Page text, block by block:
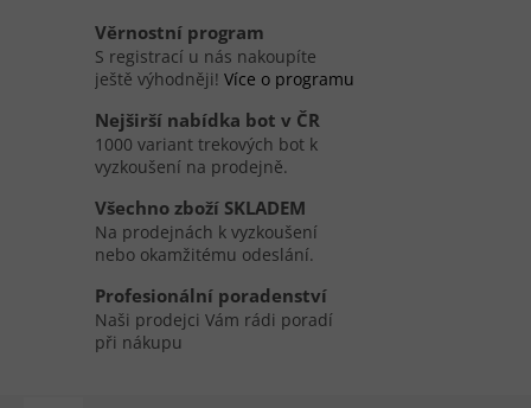
Věrnostní program
S registrací u nás nakoupíte
ještě výhodněji! Více o programu
Nejširší nabídka bot v ČR
1000 variant trekových bot k
vyzkoušení na prodejně.
Všechno zboží SKLADEM
Na prodejnách k vyzkoušení
nebo okamžitému odeslání.
Profesionální poradenství
Naši prodejci Vám rádi poradí
při nákupu